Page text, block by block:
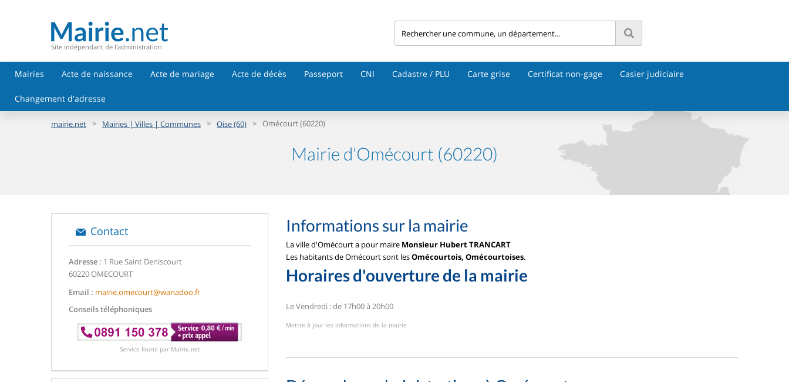
Site indépendant de l'administration
Mairies Acte de naissance Acte de mariage Acte de décès Passeport CNI Cadastre / PLU Carte grise Certificat non-gage Casier judiciaire
Changement d'adresse
mairie.net > Mairies | Villes | Communes > Oise (60) > Omécourt (60220)
Mairie d'Omécourt (60220)
Contact
Adresse : 1 Rue Saint Deniscourt
60220 OMECOURT
Email : mairie.omecourt@wanadoo.fr
Conseils téléphoniques
Service fourni par Mairie.net
Informations sur la mairie
La ville d'Omécourt a pour maire Monsieur Hubert TRANCART
Les habitants de Omécourt sont lesOmécourtois, Omécourtoises.
Horaires d'ouverture de la mairie
Le Vendredi : de 17h00 à 20h00
Mettre à jour les informations de la mairie